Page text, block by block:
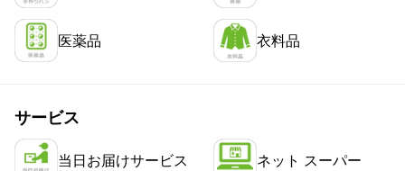
医薬品 衣料品
サービス
当日お届けサービス ネット スーパー